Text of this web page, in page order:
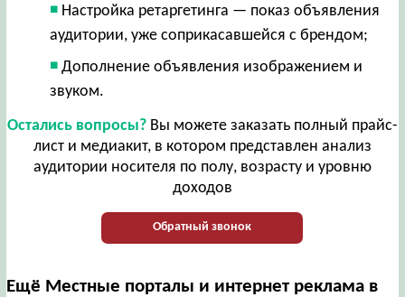
Настройка ретаргетинга — показ объявления
аудитории, уже соприкасавшейся с брендом;
Дополнение объявления изображением и
звуком.
Остались вопросы?Вы можете заказать полный прайс-
лист и медиакит, в котором представлен анализ
аудитории носителя по полу, возрасту и уровню
доходов
Обратный звонок
Ещё Местные порталы и интернет реклама в